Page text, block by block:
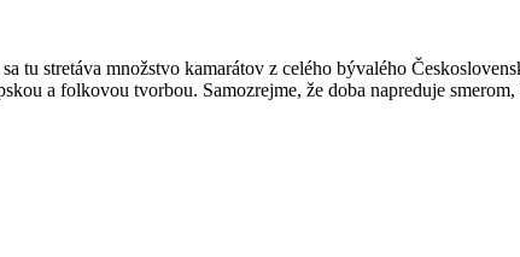
stretáva množstvo kamarátov z celého bývalého
a folkovou tvorbou. Samozrejme, že doba napreduje